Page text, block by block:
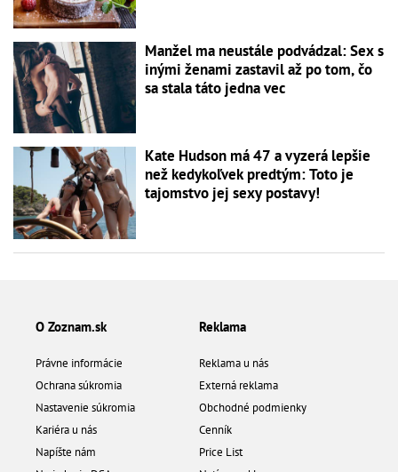
Manžel ma neustále podvádzal: Sex s
inými ženami zastavil až po tom, čo
sa stala táto jedna vec
Kate Hudson má 47 a vyzerá lepšie
než kedykoľvek predtým: Toto je
tajomstvo jej sexy postavy!
O Zoznam.sk
Právne informácie
Ochrana súkromia
Nastavenie súkromia
Kariéra u nás
Napíšte nám
Reklama
Reklama u nás
Externá reklama
Obchodné podmienky
Cenník
Price List